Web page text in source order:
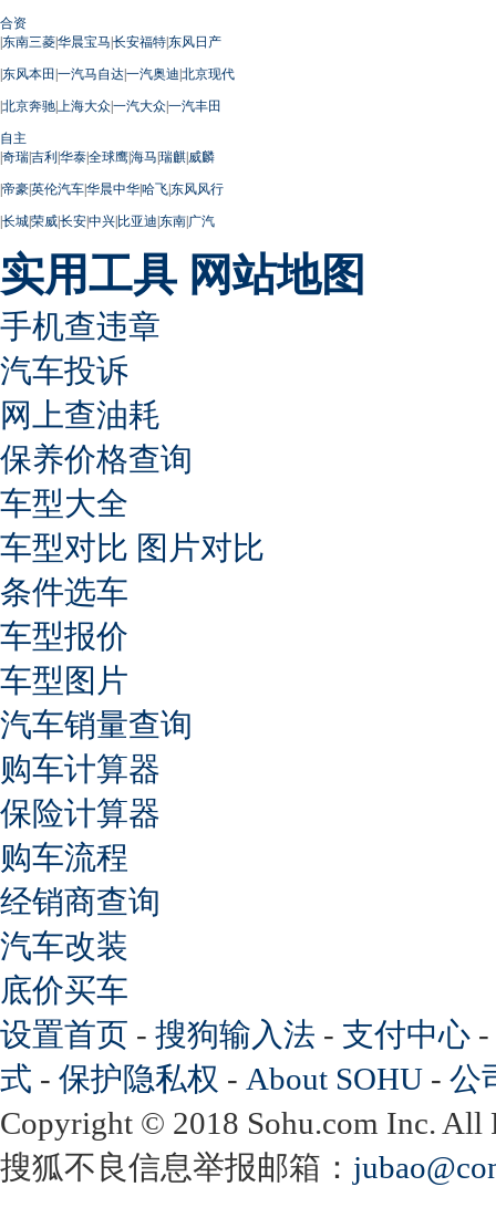
合资
|东南三菱|华晨宝马|长安福特|东风日产
|东风本田 |一汽马自达|一汽奥迪|北京现代
|北京奔驰| 上海大众|一汽大众|一汽丰田
自主
|奇瑞|吉利|华泰|全球鹰|海马|瑞麒|威麟
|帝豪|英伦汽车|华晨中华|哈飞|东风风行
|长城|荣威|长安|中兴|比亚迪|东南|广汽
实用工具 网站地图
手机查违章
汽车投诉
网上查油耗
保养价格查询
车型大全
车型对比 图片对比
条件选车
车型报价
车型图片
汽车销量查询
购车计算器
保险计算器
购车流程
经销商查询
汽车改装
底价买车
设置首页 - 搜狗输入法 - 支付中心 -
式 - 保护隐私权 - About SOHU - 公
Copyright © 2018 Sohu.com Inc.
搜狐不良信息举报邮箱：